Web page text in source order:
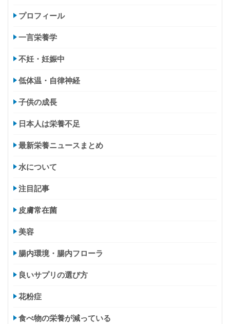
プロフィール
一言栄養学
不妊・妊娠中
低体温・自律神経
子供の成長
日本人は栄養不足
最新栄養ニュースまとめ
水について
注目記事
皮膚常在菌
美容
腸内環境・腸内フローラ
良いサプリの選び方
花粉症
食べ物の栄養が減っている